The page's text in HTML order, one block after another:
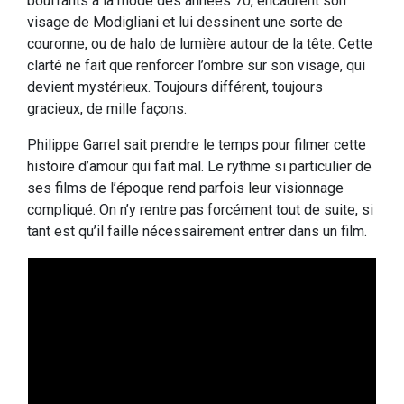
visage de Modigliani et lui dessinent une sorte de
couronne, ou de halo de lumière autour de la tête. Cette
clarté ne fait que renforcer l’ombre sur son visage, qui
devient mystérieux. Toujours différent, toujours
gracieux, de mille façons.
Philippe Garrel sait prendre le temps pour filmer cette
histoire d’amour qui fait mal. Le rythme si particulier de
ses films de l’époque rend parfois leur visionnage
compliqué. On n’y rentre pas forcément tout de suite, si
tant est qu’il faille nécessairement entrer dans un film.